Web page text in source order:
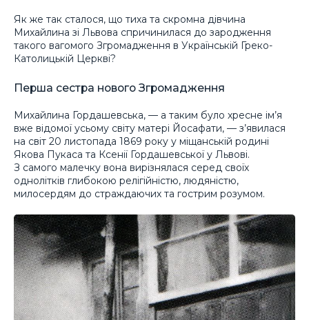
Як же так сталося, що тиха та скромна дівчина
Михайлина зі Львова спричинилася до зародження
такого вагомого Згромадження в Українській Греко-
Католицькій Церкві?
Перша сестра нового Згромадження
Михайлина Гордашевська, — а таким було хресне ім’я
вже відомої усьому світу матері Йосафати, — з’явилася
на світ 20 листопада 1869 року у міщанській родині
Якова Пукаса та Ксенії Гордашевської у Львові.
З самого малечку вона вирізнялася серед своїх
однолітків глибокою релігійністю, людяністю,
милосердям до страждаючих та гострим розумом.